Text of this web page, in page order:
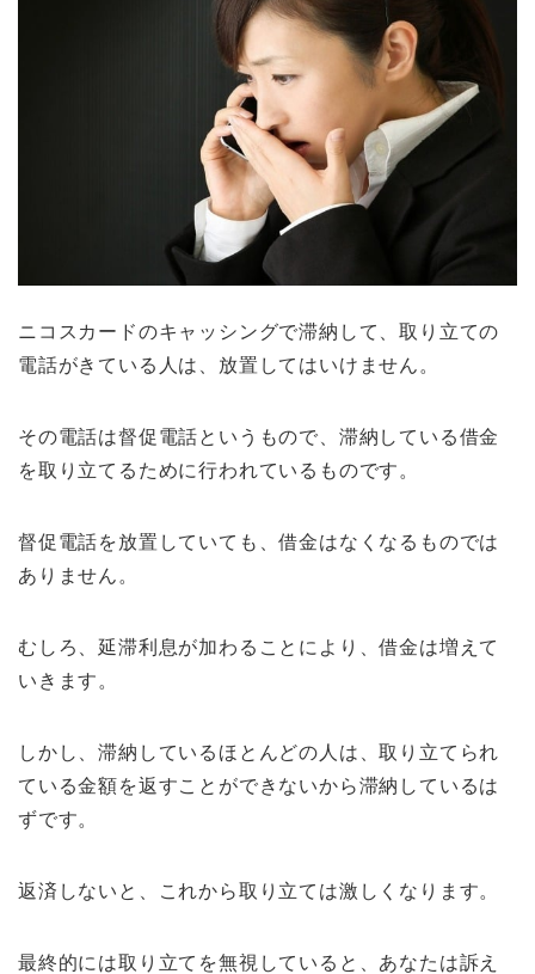
ニコスカードのキャッシングで滞納して、取り立ての
電話がきている人は、放置してはいけません。
その電話は督促電話というもので、滞納している借金
を取り立てるために行われているものです。
督促電話を放置していても、借金はなくなるものでは
ありません。
むしろ、延滞利息が加わることにより、借金は増えて
いきます。
しかし、滞納しているほとんどの人は、取り立てられ
ている金額を返すことができないから滞納しているは
ずです。
返済しないと、これから取り立ては激しくなります。
最終的には取り立てを無視していると、あなたは訴え